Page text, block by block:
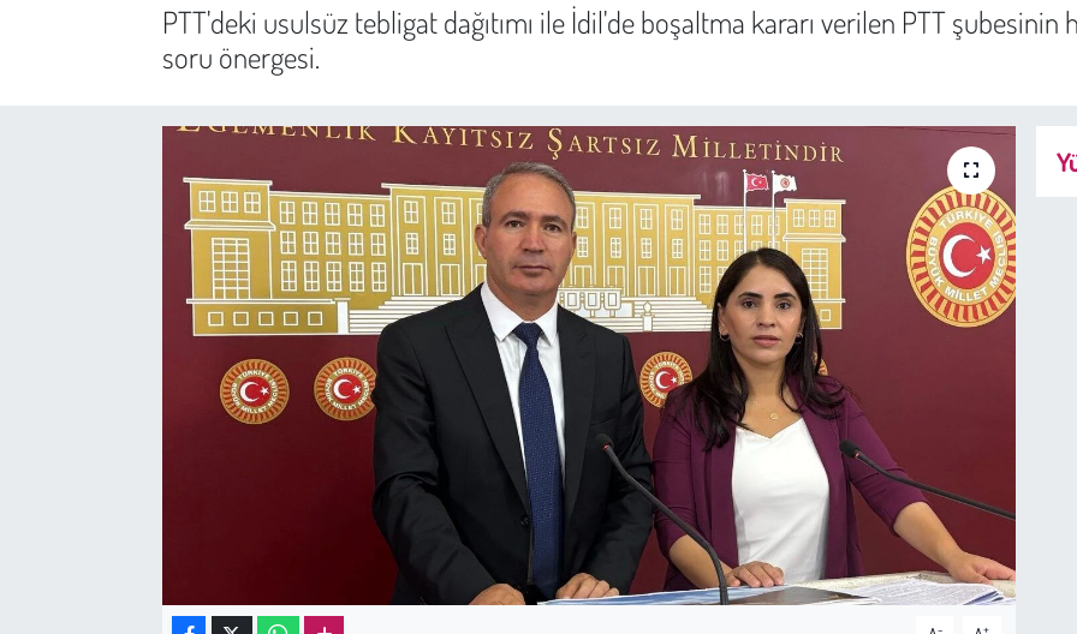
PTT'deki usulsüz tebligat dağıtımı ile İdil'de boşaltma kararı verilen PTT
soru önergesi.
- +
Yerel Haberler
Hayvan Hakları